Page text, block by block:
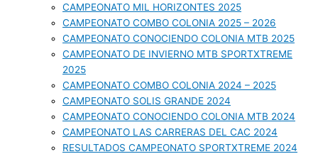
CAMPEONATO MIL HORIZONTES 2025
CAMPEONATO COMBO COLONIA 2025 – 2026
CAMPEONATO CONOCIENDO COLONIA MTB 2025
CAMPEONATO DE INVIERNO MTB SPORTXTREME
2025
CAMPEONATO COMBO COLONIA 2024 – 2025
CAMPEONATO SOLIS GRANDE 2024
CAMPEONATO CONOCIENDO COLONIA MTB 2024
CAMPEONATO LAS CARRERAS DEL CAC 2024
RESULTADOS CAMPEONATO SPORTXTREME 2024